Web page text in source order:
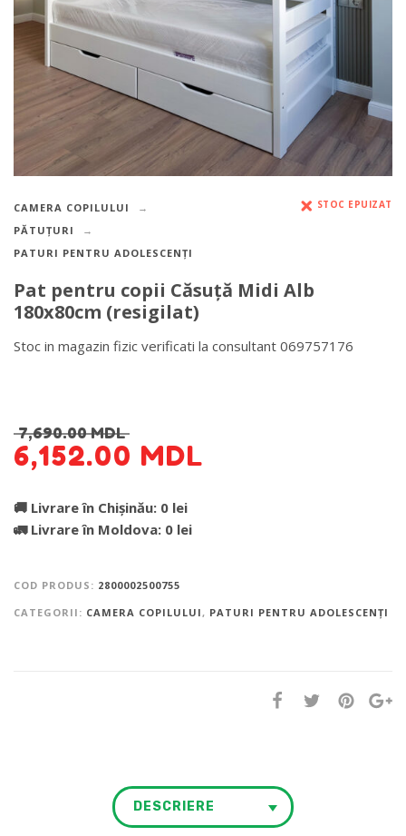
CAMERA COPILULUI
PĂTUȚURI
PATURI PENTRU ADOLESCENȚI
STOC EPUIZAT
Pat pentru copii Căsuță Midi Alb
180x80cm (resigilat)
Stoc in magazin fizic verificati la consultant 069757176
7,690.00MDL
6,152.00 MDL
🚚 Livrare în Chișinău: 0 lei
🚛 Livrare în Moldova: 0 lei
COD PRODUS: 2800002500755
CATEGORII: CAMERA COPILULUI, PATURI PENTRU ADOLESCENȚI
DESCRIERE